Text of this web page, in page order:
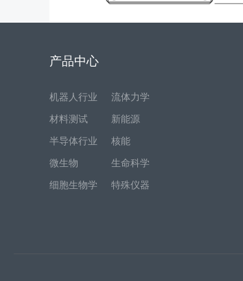
产品中心
机器人行业
流体力学
材料测试
新能源
半导体行业
核能
微生物
生命科学
细胞生物学
特殊仪器